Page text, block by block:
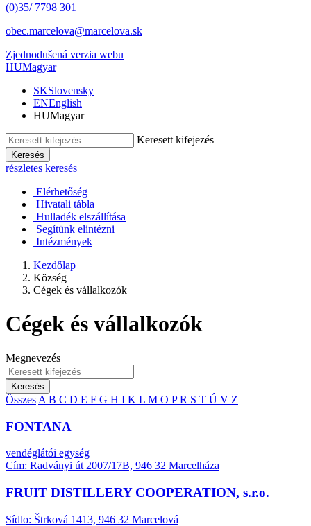
(0)35/ 7798 301
obec.marcelova@marcelova.sk
Zjednodušená verzia webu
HUMagyar
SKSlovensky
ENEnglish
HUMagyar
Keresett kifejezés
Keresés
részletes keresés
Elérhetőség
Hivatali tábla
Hulladék elszállítása
Segítünk elintézni
Intézmények
Kezdőlap
Község
Cégek és vállalkozók
Cégek és vállalkozók
Megnevezés
Keresés
Összes A B C D E F G H I K L M O PR S T Ú V Z
FONTANA
vendéglátói egység
Cím: Radványi út 2007/17B, 946 32 Marcelháza
FRUIT DISTILLERY COOPERATION, s.r.o.
Sídlo: Štrková 1413, 946 32 Marcelová